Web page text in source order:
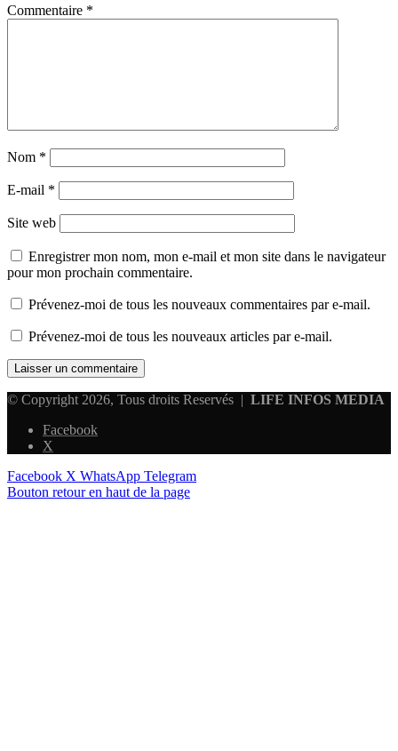
Commentaire *
Nom *
E-mail *
Site web
Enregistrer mon nom, mon e-mail et mon site dans le navigateur
pour mon prochain commentaire.
Prévenez-moi de tous les nouveaux commentaires par e-mail.
Prévenez-moi de tous les nouveaux articles par e-mail.
© Copyright 2026, Tous droits Reservés | LIFE INFOS MEDIA
Facebook
X
Facebook X WhatsApp Telegram
Bouton retour en haut de la page